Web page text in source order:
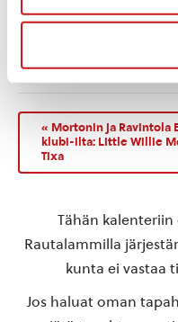
Rautalampi, 77700 Suomi
Näytä Tapahtumapaikka
« Mortonin ja Ravintola
klubi-ilta: Little Willie
Tixa
Tähän
Rautalammilla
kunta ei vastaa
Jos haluat oman